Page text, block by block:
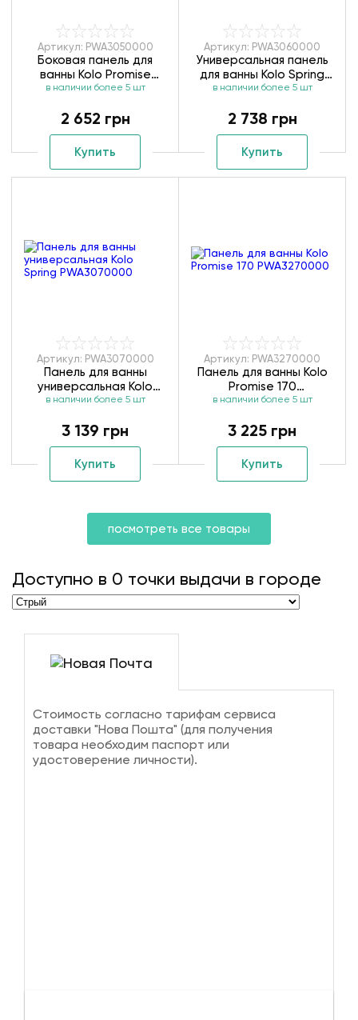
Артикул: PWA3050000
Боковая панель для
ванны Kolo Promise
PWA3050000
в наличии более 5 шт
2 652 грн
Купить
Артикул: PWA3060000
Универсальная панель
для ванны Kolo Spring
PWA3060000
в наличии более 5 шт
2 738 грн
Купить
Артикул: PWA3070000
Панель для ванны
универсальная Kolo
Spring PWA3070000
в наличии более 5 шт
3 139 грн
Купить
Артикул: PWA3270000
Панель для ванны Kolo
Promise 170
PWA3270000
в наличии более 5 шт
3 225 грн
Купить
посмотреть все товары
Доступно в 0 точки выдачи в городе
Стоимость согласно тарифам сервиса
доставки "Нова Пошта" (для получения
товара необходим паспорт или
удостоверение личности).